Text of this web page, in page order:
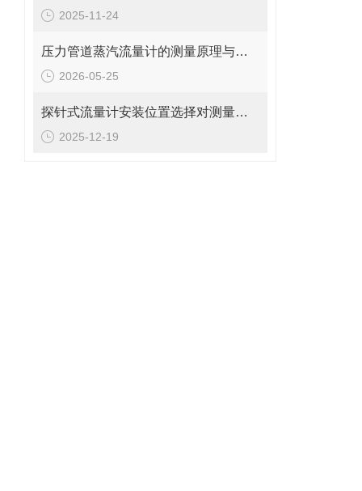
2025-11-24
压力管道蒸汽流量计的测量原理与日常维护操作规范
2026-05-25
探针式流量计安装位置选择对测量精度的影响探讨
2025-12-19